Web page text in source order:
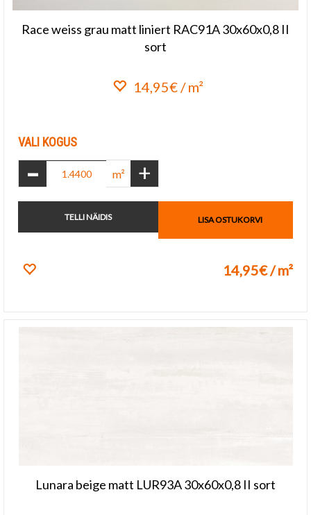
Race weiss grau matt liniert RAC91A 30x60x0,8 II
sort
14,95€ / m²
VALI KOGUS
- m² +
TELLI NÄIDIS LISA OSTUKORVI
14,95€ / m²
Lunara beige matt LUR93A 30x60x0,8 II sort